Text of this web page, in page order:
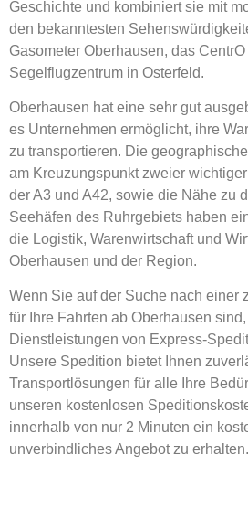
Geschichte und kombiniert sie mit
den bekanntesten
Gasometer Oberhausen, das
Segelflugzentrum in Osterfeld.
Oberhausen hat eine sehr gut
es Unternehmen ermöglicht, ihre
zu transportieren. Die
am Kreuzungspunkt zweier
der A3 und A42, sowie die Nähe zu
Seehäfen des Ruhrgebiets haben
die Logistik, Warenwirtschaft und
Oberhausen und der Region.
Wenn Sie auf der Suche nach einer
für Ihre Fahrten ab Oberhausen
Dienstleistungen von Express-
Unsere Spedition bietet Ihnen
Transportlösungen für alle Ihre
unseren kostenlosen
innerhalb von nur 2 Minuten ein
unverbindliches Angebot zu erhalten.